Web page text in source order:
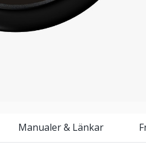
Manualer & Länkar